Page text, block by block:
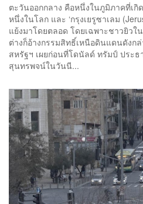
ตะวันออกกลาง คือหนึ่งในภูมิภาคที่เ
หนึ่งในโลก และ ‘กรุงเยรูซาเลม
แย้งมาโดยตลอด โดยเฉพาะชาวยิวใ
ต่างก็อ้างกรรมสิทธิ์เหนือดินแดนดัง
สหรัฐฯ เผยก่อนที่โดนัลด์ ทรัมป์ ประ
สุนทรพจน์ในวันนี...